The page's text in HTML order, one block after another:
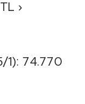
›
1): 74.770